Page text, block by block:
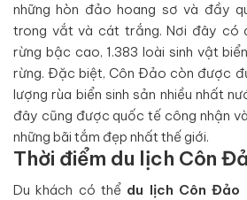
những hòn đảo hoang sơ và đầy
trong vắt và cát trắng. Nơi đây có
rừng bậc cao, 1.383 loài sinh vật
rừng. Đặc biệt, Côn Đảo còn được
lượng rùa biển sinh sản nhiều nhất
đây cũng được quốc tế công nhận
những bãi tắm đẹp nhất thế giới.
Thời điểm du lịch Côn
Du khách có thể du lịch Côn Đảo